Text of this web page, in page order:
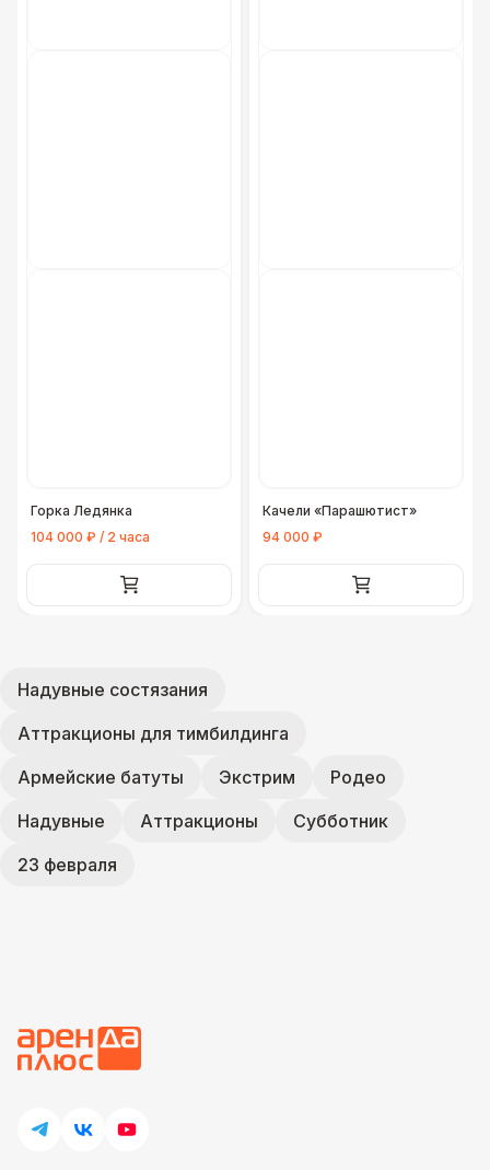
Горка Ледянка
104 000 ₽ / 2 часа
Качели «Парашютист»
94 000 ₽
Надувные состязания
Аттракционы для тимбилдинга
Армейские батуты
Экстрим
Родео
Надувные
Аттракционы
Субботник
23 февраля